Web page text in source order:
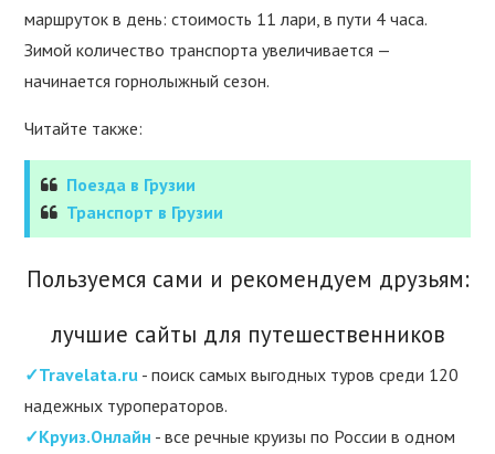
маршруток в день: стоимость 11 лари, в пути 4 часа.
Зимой количество транспорта увеличивается —
начинается горнолыжный сезон.
Читайте также:
Поезда в Грузии
Транспорт в Грузии
Пользуемся сами и рекомендуем друзьям:
лучшие сайты для путешественников
✓Travelata.ru - поиск самых выгодных туров среди 120
надежных туроператоров.
✓Круиз.Онлайн - все речные круизы по России в одном